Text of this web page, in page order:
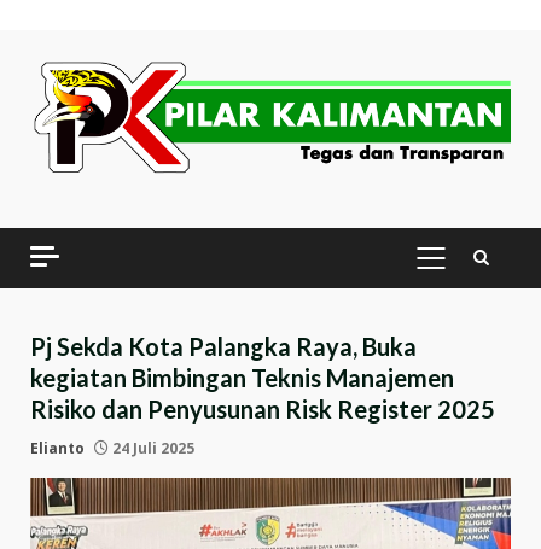
content
PRIMARY
MENU
Pj Sekda Kota Palangka Raya, Buka
kegiatan Bimbingan Teknis Manajemen
Risiko dan Penyusunan Risk Register 2025
Elianto 24 Juli 2025